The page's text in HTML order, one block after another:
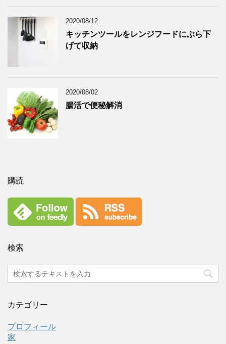
2020/08/12
キッチンツールをレンジフードにぶら下
げて収納
2020/08/02
腸活で便秘解消
購読
検索
カテゴリー
プロフィール
家